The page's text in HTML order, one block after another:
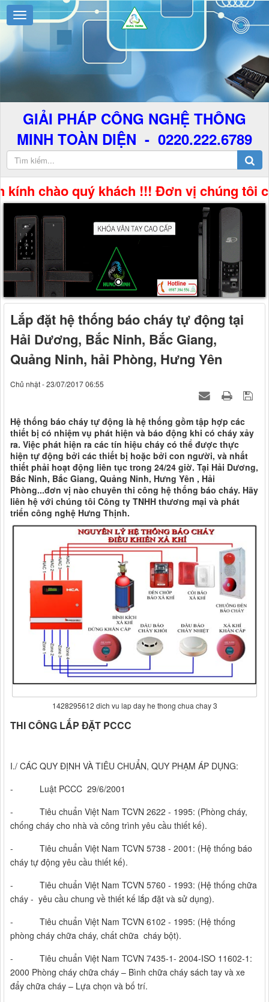
GIẢI PHÁP CÔNG NGHỆ THÔNG
MINH TOÀN DIỆN - 0220.222.6789
quý khách !!! Đơn vị chúng tôi
Lắp đặt hệ thống báo cháy tự động tại
Hải Dương, Bắc Ninh, Bắc Giang,
Quảng Ninh, hải Phòng, Hưng Yên
Chủ nhật - 23/07/2017 06:55
Hệ thống báo cháy tự động là hệ thống gồm tập hợp các
thiết bị có nhiệm vụ phát hiện và báo động khi có cháy xảy
ra. Việc phát hiện ra các tín hiệu cháy có thể được thực
hiện tự động bởi các thiết bị hoặc bởi con người, và nhất
thiết phải hoạt động liên tục trong 24/24 giờ. Tại Hải Dương,
Bắc Ninh, Bắc Giang, Quảng Ninh, Hưng Yên , Hải
Phòng...đơn vị nào chuyên thi công hệ thống báo cháy. Hãy
liên hệ với chúng tôi Công ty TNHH thương mại và phát
triển công nghệ Hưng Thịnh.
1428295612 dich vu lap day he thong chua chay 3
THI CÔNG LẮP ĐẶT PCCC
I./ CÁC QUY ĐỊNH VÀ TIÊU CHUẨN, QUY PHẠM ÁP DỤNG:
- Luật PCCC 29/6/2001
- Tiêu chuẩn Việt Nam TCVN 2622 - 1995: (Phòng cháy,
chống cháy cho nhà và công trình yêu cầu thiết kế).
- Tiêu chuẩn Việt Nam TCVN 5738 - 2001: (Hệ thống báo
cháy tự động yêu cầu thiết kế).
- Tiêu chuẩn Việt Nam TCVN 5760 - 1993: (Hệ thống chữa
cháy - yêu cầu chung về thiết kế lắp đặt và sử dụng).
- Tiêu chuẩn Việt Nam TCVN 6102 - 1995: (Hệ thống
phòng cháy chữa cháy, chất chữa cháy bột).
- Tiêu chuẩn Việt Nam TCVN 7435-1- 2004-ISO 11602-1:
2000 Phòng cháy chữa cháy – Bình chữa cháy sách tay và xe
đẩy chữa cháy – Lựa chọn và bố trí.